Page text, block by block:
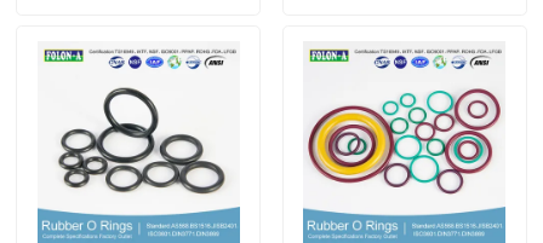
VİDEOLAR
Hakkımızda